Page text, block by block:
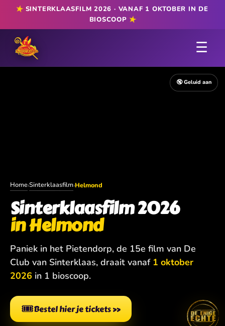
★SINTERKLAASFILM 2026 · VANAF 1 OKTOBER IN DE
BIOSCOOP ★
☰
🔇 Geluid aan
Home›Sinterklaasfilm›Helmond
Sinterklaasfilm 2026
in Helmond
Paniek in het Pietendorp, de 15e film van De
Club van Sinterklaas, draait vanaf 1 oktober
2026 in 1 bioscoop.
🎟️Bestel hier je tickets»